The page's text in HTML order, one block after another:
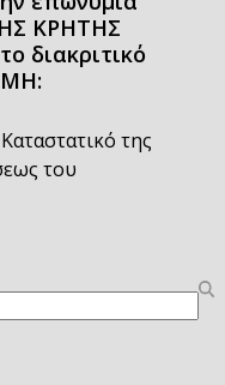
ΚΡΗΤΗΣ
διακριτικό
της
του